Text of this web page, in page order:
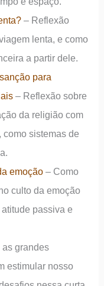
– Reflexão
lenta, e como
a partir dele.
para
– Reflexão sobre
da religião com
sistemas de
emoção– Como
culto da emoção
passiva e
grandes
estimular nosso